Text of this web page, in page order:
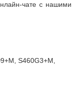
чате с нашими
S460G3+M,